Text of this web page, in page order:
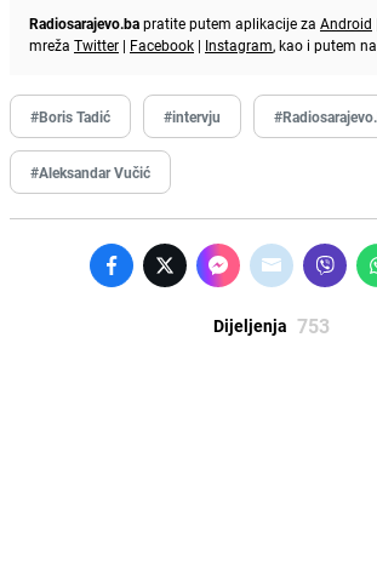
Radiosarajevo.bapratite putem aplikacije za Android
mreža Twitter | Facebook | Instagram, kao i putem
#Boris Tadić #intervju
#Aleksandar Vučić
Dijeljenja 753